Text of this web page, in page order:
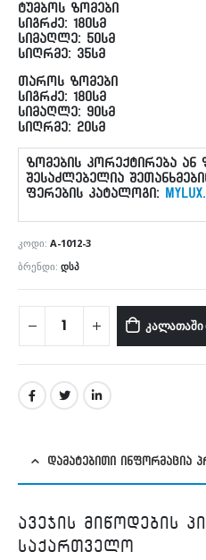
ტუმბოს ზომები
სიგრძე: 180სმ
სიმაღლე: 50სმ
სიღრმე: 35სმ
თაროს ზომები
სიგრძე: 180სმ
სიმაღლე: 90სმ
სიღრმე: 20სმ
ზომების კორექტირება
შესაძლებელია
ფერების კატალოგი:
ᲙᲝᲓᲘ: A-1012-3
ᲑᲠᲔᲜᲓᲘ: ᲓᲡᲞ
ᲙᲐᲚᲐᲗᲐᲨᲘ
ᲓᲐᲛᲐᲢᲔᲑᲘᲗᲘ ᲘᲜᲤᲝᲠᲛᲐᲪᲘᲐ
ავეჯის მიწოდების
საქართველო